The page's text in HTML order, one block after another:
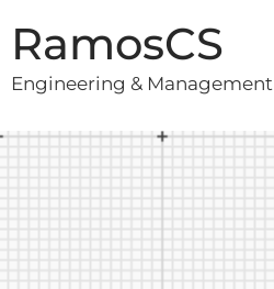
RamosCS
Engineering & Management